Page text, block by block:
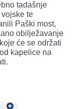
tadašnje
te
Paški most,
obilježavanje
će se održati
kapelice na